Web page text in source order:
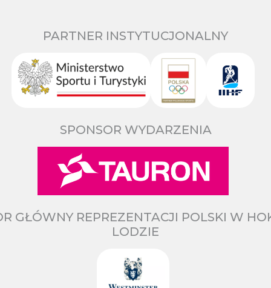
PARTNER INSTYTUCJONALNY
SPONSOR WYDARZENIA
GŁÓWNY REPREZENTACJI POLSKI W
LODZIE